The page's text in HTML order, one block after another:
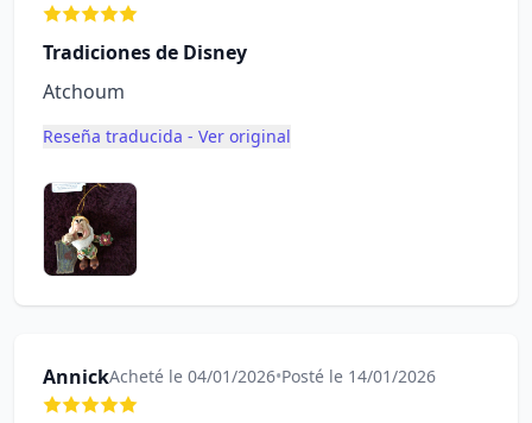
Tradiciones de Disney
Atchoum
Reseña traducida - Ver original
AnnickAcheté le 04/01/2026•Posté le 14/01/2026